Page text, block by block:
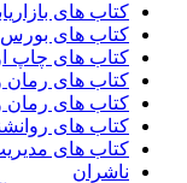
کتاب های
کتاب های بورس
کتاب های چاپ
کتاب های رمان
کتاب های رمان
کتاب های
کتاب های
ناشران